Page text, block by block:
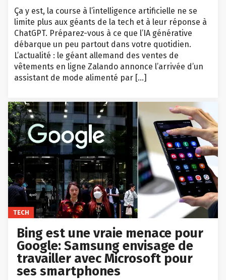
Ça y est, la course à l’intelligence artificielle ne se
limite plus aux géants de la tech et à leur réponse à
ChatGPT. Préparez-vous à ce que l’IA générative
débarque un peu partout dans votre quotidien.
L’actualité : le géant allemand des ventes de
vêtements en ligne Zalando annonce l’arrivée d’un
assistant de mode alimenté par […]
TECH
Bing est une vraie menace pour
Google: Samsung envisage de
travailler avec Microsoft pour
ses smartphones